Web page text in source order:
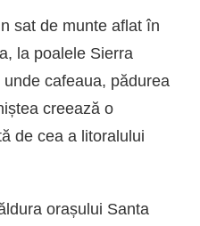
sat de munte aflat în
la poalele Sierra
cafeaua, pădurea
creează o
de cea a litoralului
orașului Santa